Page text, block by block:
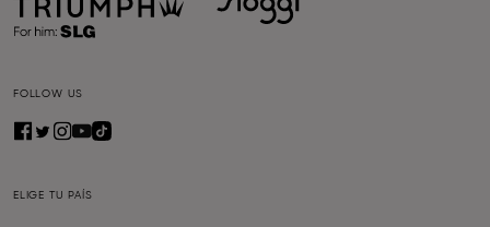
FOLLOW US
ELIGE TU PAÍS